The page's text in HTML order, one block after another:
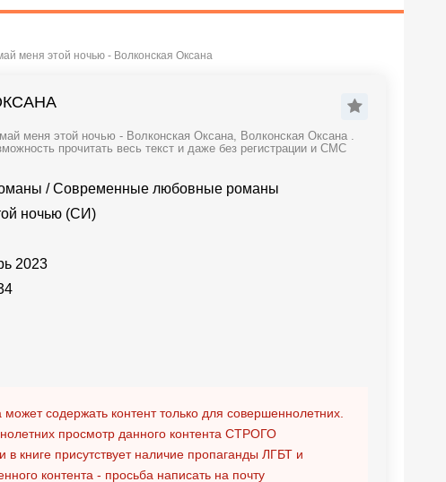
меня этой ночью - Волконская Оксана
меня этой ночью - Волконская Оксана, Волконская Оксана .
прочитать весь текст и даже без регистрации и СМС
/Современные любовные романы
ночью (СИ)
2023
содержать контент только для совершеннолетних.
просмотр данного контента СТРОГО
в книге присутствует наличие пропаганды ЛГБТ и
контента - просьба написать на почту